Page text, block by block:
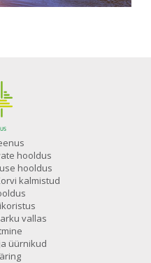
hooldus
hooldus
kalmistud
vallas
üürnikud